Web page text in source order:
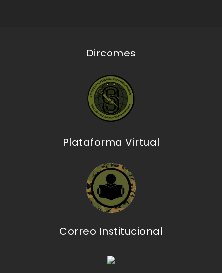
Dircomes
Plataforma Virtual
Correo Institucional